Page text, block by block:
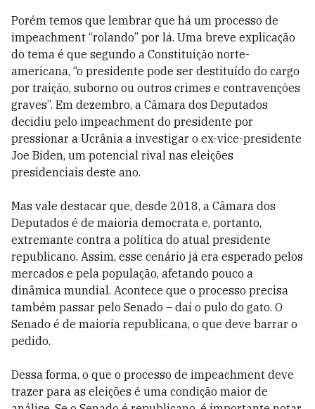
Porém temos que lembrar que há um processo de
impeachment “rolando” por lá. Uma breve explicação
do tema é que segundo a Constituição norte-
americana, “o presidente pode ser destituído do cargo
por traição, suborno ou outros crimes e contravenções
graves”. Em dezembro, a Câmara dos Deputados
decidiu pelo impeachment do presidente por
pressionar a Ucrânia a investigar o ex-vice-presidente
Joe Biden, um potencial rival nas eleições
presidenciais deste ano.
Mas vale destacar que, desde 2018, a Câmara dos
Deputados é de maioria democrata e, portanto,
extremante contra a política do atual presidente
republicano. Assim, esse cenário já era esperado pelos
mercados e pela população, afetando pouco a
dinâmica mundial. Acontece que o processo precisa
também passar pelo Senado – daí o pulo do gato. O
Senado é de maioria republicana, o que deve barrar o
pedido.
Dessa forma, o que o processo de impeachment deve
trazer para as eleições é uma condição maior de